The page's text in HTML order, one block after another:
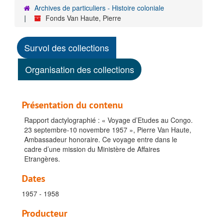
Archives de particuliers - Histoire coloniale
Fonds Van Haute, Pierre
Survol des collections
Organisation des collections
Présentation du contenu
Rapport dactylographié : « Voyage d’Etudes au Congo.
23 septembre-10 novembre 1957 », Pierre Van Haute,
Ambassadeur honoraire. Ce voyage entre dans le
cadre d’une mission du Ministère de Affaires
Etrangères.
Dates
1957 - 1958
Producteur